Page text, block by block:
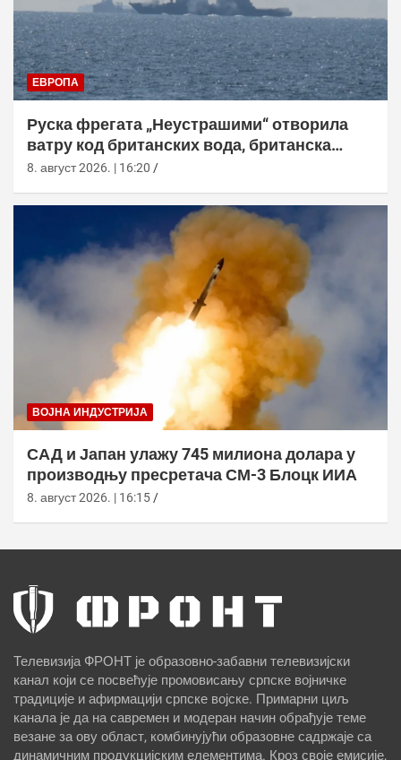
ЕВРОПА
Руска фрегата „Неустрашими“ отворила
ватру код британских вода, британска
морнарица појачала праћење
8. август 2026. | 16:20
ВОЈНА ИНДУСТРИЈА
САД и Јапан улажу 745 милиона долара у
производњу пресретача СМ-3 Блоцк ИИА
8. август 2026. | 16:15
Телевизија ФРОНТ је образовно-забавни телевизијски
канал који се посвећује промовисању српске војничке
традиције и афирмацији српске војске. Примарни циљ
канала је да на савремен и модеран начин обрађује теме
везане за ову област, комбинујући образовне садржаје са
динамичним продукцијским елементима. Кроз своје емисије,